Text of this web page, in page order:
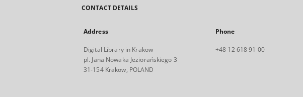
CONTACT DETAILS
Address
Digital Library in Krakow
pl. Jana Nowaka Jeziorańskiego 3
31-154 Krakow, POLAND
Phone
+48 12 618 91 00